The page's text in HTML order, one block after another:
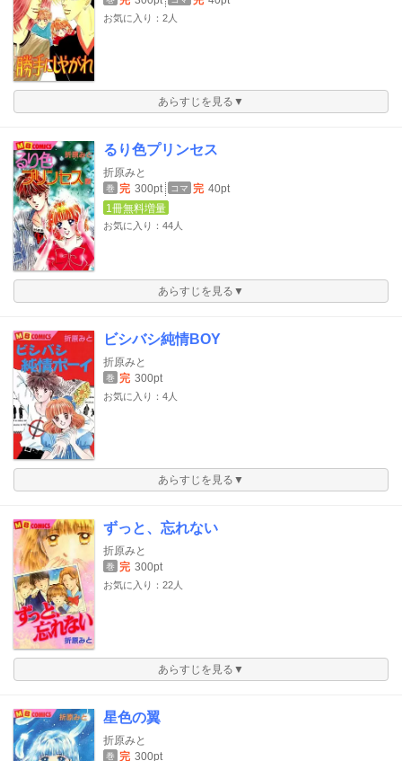
お気に入り：2人
あらすじを見る▼
るり色プリンセス
折原みと
巻 完 300pt コマ 完 40pt
1冊無料増量
お気に入り：44人
あらすじを見る▼
ビシバシ純情BOY
折原みと
巻 完 300pt
お気に入り：4人
あらすじを見る▼
ずっと、忘れない
折原みと
巻 完 300pt
お気に入り：22人
あらすじを見る▼
星色の翼
折原みと
巻 完 300pt